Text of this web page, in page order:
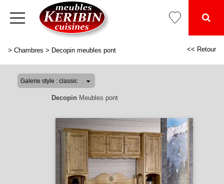
> Chambres > Decopin meubles pont << Retour
Decopin Meubles pont